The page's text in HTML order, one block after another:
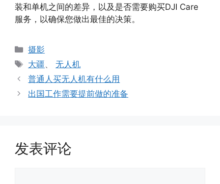
装和单机之间的差异，以及是否需要购买DJI Care
服务，以确保您做出最佳的决策。
分
类
摄影
标
签
大疆、无人机
普通人买无人机有什么用
出国工作需要提前做的准备
发表评论